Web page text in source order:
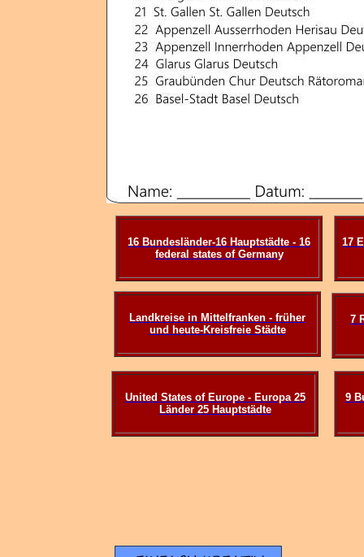
16 Bundesländer-16 Hauptstädte - 16
federal states of Germany
Landkreise in Mittelfranken - früher
und heute-Kreisfreie Städte
United States of Europe - Europa 25
Länder 25 Hauptstädte
17
7
9